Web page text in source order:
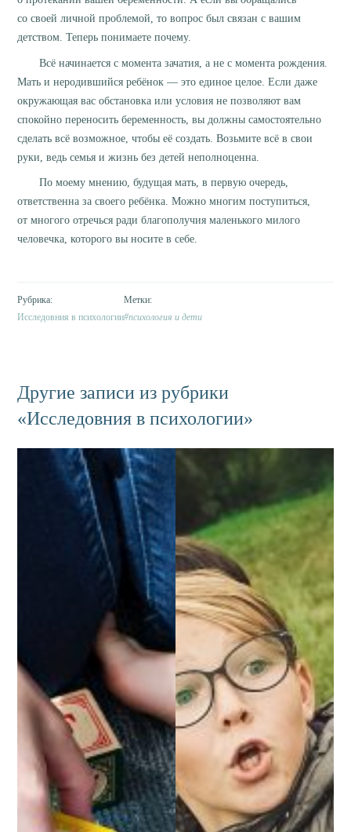
со своей личной проблемой, то вопрос был связан с вашим
детством. Теперь понимаете почему.
Всё начинается с момента зачатия, а не с момента рождения.
Мать и неродившийся ребёнок — это единое целое. Если даже
окружающая вас обстановка или условия не позволяют вам
спокойно переносить беременность, вы должны самостоятельно
сделать всё возможное, чтобы её создать. Возьмите всё в свои
руки, ведь семья и жизнь без детей неполноценна.
По моему мнению, будущая мать, в первую очередь,
ответственна за своего ребёнка. Можно многим поступиться,
от многого отречься ради благополучия маленького милого
человечка, которого вы носите в себе.
Исследовния в психологии психология и дети
Другие записи из рубрики
«Исследовния в психологии»